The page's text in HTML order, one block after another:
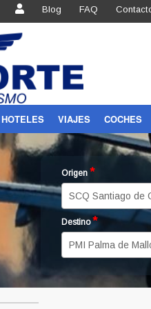
Blog FAQ
HOTELES
Hoteles Mundo
Hoteles Europa
Hoteles Canarias
Hoteles Baleares
Hoteles Costa
Hoteles Nieve
VIAJES
Circuitos
Caribe
COCHES
Origen *
Destino*